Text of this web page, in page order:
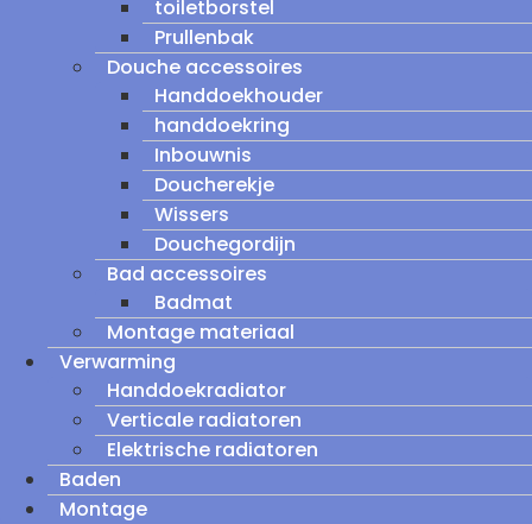
toiletborstel
Prullenbak
Douche accessoires
Handdoekhouder
handdoekring
Inbouwnis
Doucherekje
Wissers
Douchegordijn
Bad accessoires
Badmat
Montage materiaal
Verwarming
Handdoekradiator
Verticale radiatoren
Elektrische radiatoren
Baden
Montage